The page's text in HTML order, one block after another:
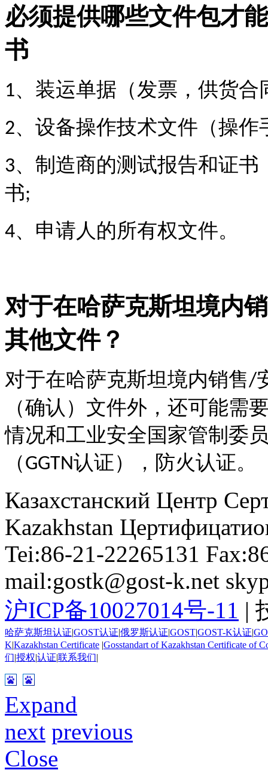
必须提供哪些文件包才
书
1、装运单据（发票，供货合
2、设备操作技术文件（操
3、制造商的测试报告和证
书;
4、申请人的所有权文件。
对于在哈萨克斯坦境内
其他文件？
对于在哈萨克斯坦境内销售/
（确认）文件外，还可能需
情况和工业安全国家管制委
（GGTN认证），防火认证。
Казахстанский Центр
Kazakhstan
Tei:86-21-22265131
mail:gostk@gost-k.net
沪ICP备10027014号-11 |
哈萨克斯坦认证|GOST认证|俄罗斯认证|GOST|GOST-K认证|
K|Kazakhstan Certificate |Gosstandart of Kazakhstan Certificate of
们|授权|认证|联系我们|
Expand
next previous
Close